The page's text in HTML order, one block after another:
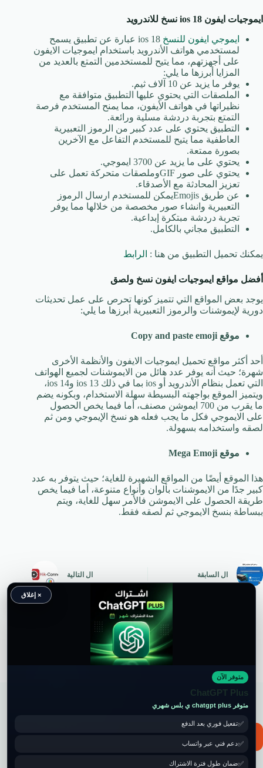
ايموجيات ايفون ios 18 نسخ للاندرويد
ايموجي ايفون للنسخ
ios 18 عبارة عن تطبيق يسمح
لمستخدمي هواتف الأندرويد باستخدام ايموجيات الايفون
على أجهزتهم، مما يتيح للمستخدمين التمتع بالعديد من
المزايا أبرزها ما يلي:
يوفر ما يزيد عن 10 آلاف ثيم.
الملصقات التي يحتوي عليها التطبيق متوافقة مع
نظيراتها في هواتف الأيفون، مما يمنح المستخدم فرصة
التمتع بتجربة دردشة مسلية ورائعة.
التطبيق يحتوي على عدد كبير من الرموز التعبيرية
العاطفية مما يتيح للمستخدم التفاعل مع الآخرين
بصورة ممتعة.
يحتوي على ما يزيد عن 3700 ايموجي.
يحتوي على صور GIFوملصقات متحركة تعمل على
تعزيز المحادثة مع الأصدقاء.
عن طريق Emojisيمكن للمستخدم ارسال الرموز
التعبيرية وانشاء صور مخصصة من خلالها مما يوفر
تجربة دردشة مبتكرة إبداعية.
التطبيق مجاني بالكامل.
يمكنك تحميل التطبيق من هنا : الرابط
أفضل مواقع ايموجيات ايفون نسخ ولصق
يوجد بعض المواقع التي تتميز كونها تحرص على عمل تحديثات
دورية لإيموشنات والرموز التعبيرية أبرزها ما يلي:
موقع Copy and paste emoji
أحد أكثر مواقع تحميل ايموجيات الايفون والأنظمة الأخرى
شهرة؛ حيث أنه يوفر عدد هائل من الايموشنات لجميع الهواتف
التي تعمل بنظام الأندرويد أو ios بما في ذلك ios 13 وios 14،
ويتميز الموقع بواجهته البسيطة سهلة الاستخدام، وبكونه يضم
ما يقرب من 700 ايموشن مصنف، أما فيما يخص الحصول
على الايموجي فكل ما يجب فعله هو نسخ الإيموجي ومن ثم
لصقه واستخدامه بسهولة.
موقع Mega Emoji
هذا الموقع أيضًا من المواقع الشهيرة للغاية؛ حيث يتوفر به عدد
كبير جدًا من الايموشنات بألوان وأنواع متنوعة، أما فيما يخص
طريقة الحصول على الايموشن فالأمر سهل للغاية، ويتم
ببساطة بنسخ الايموجي ثم لصقه فقط.
ال السابقة ال التالية
حقوق النشر محفوظة لموقع ويكي موب
× إغلاق
متوفر الآن
ChatGPT Plus
متوفر chatgpt plus ي بلس شهري
تفعيل فوري بعد الدفع
دعم فني عبر واتساب
ضمان طول فترة الاشتراك